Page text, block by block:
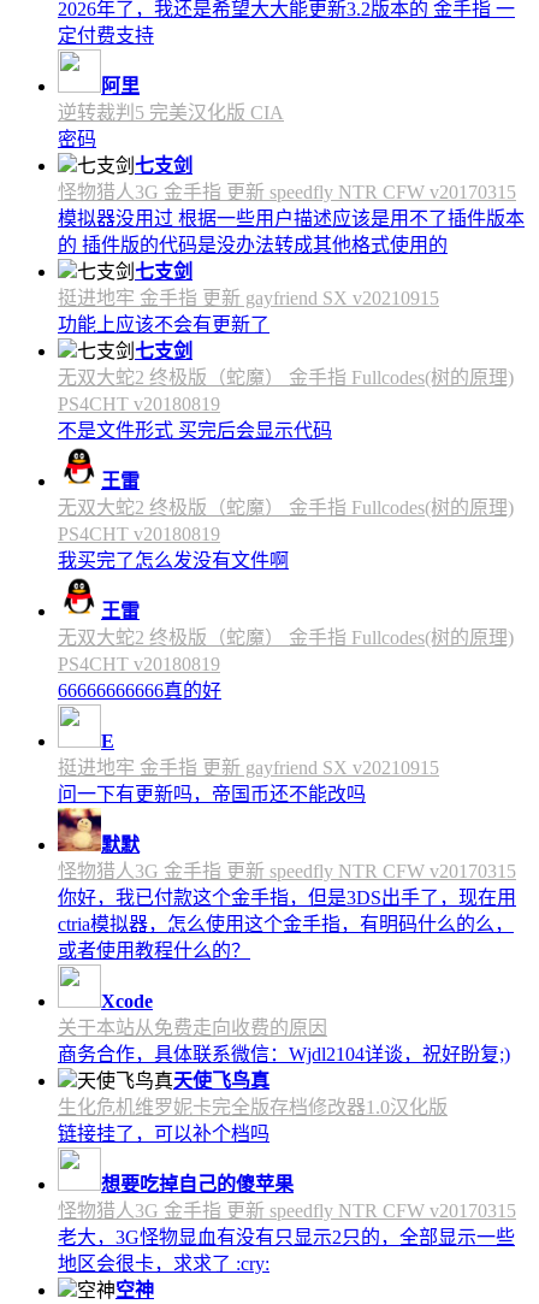
2026年了，我还是希望大大能更新3.2版本的 金手指 一
定付费支持
阿里
逆转裁判5 完美汉化版 CIA
密码
七支剑
怪物猎人3G 金手指 更新 speedfly NTR CFW v20170315
模拟器没用过 根据一些用户描述应该是用不了插件版本
的 插件版的代码是没办法转成其他格式使用的
七支剑
挺进地牢 金手指 更新 gayfriend SX v20210915
功能上应该不会有更新了
七支剑
无双大蛇2 终极版（蛇魔） 金手指 Fullcodes(树的原理)
PS4CHT v20180819
不是文件形式 买完后会显示代码
王雷
无双大蛇2 终极版（蛇魔） 金手指 Fullcodes(树的原理)
PS4CHT v20180819
我买完了怎么发没有文件啊
王雷
无双大蛇2 终极版（蛇魔） 金手指 Fullcodes(树的原理)
PS4CHT v20180819
66666666666真的好
E
挺进地牢 金手指 更新 gayfriend SX v20210915
问一下有更新吗，帝国币还不能改吗
默默
怪物猎人3G 金手指 更新 speedfly NTR CFW v20170315
你好，我已付款这个金手指，但是3DS出手了，现在用
ctria模拟器，怎么使用这个金手指，有明码什么的么，
或者使用教程什么的？
Xcode
关于本站从免费走向收费的原因
商务合作，具体联系微信：Wjdl2104详谈，祝好盼复;)
天使飞鸟真
生化危机维罗妮卡完全版存档修改器1.0汉化版
链接挂了，可以补个档吗
想要吃掉自己的傻苹果
怪物猎人3G 金手指 更新 speedfly NTR CFW v20170315
老大，3G怪物显血有没有只显示2只的，全部显示一些
地区会很卡，求求了 :cry:
空神